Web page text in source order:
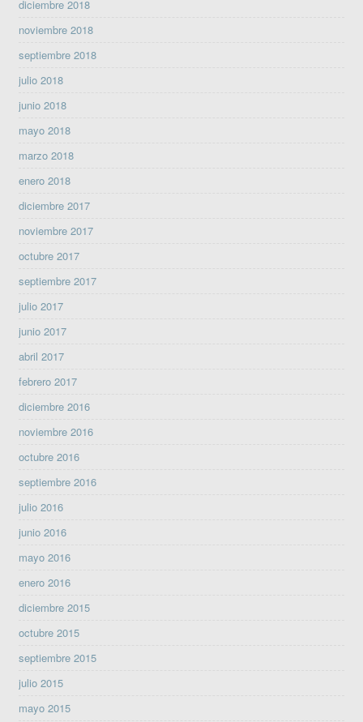
diciembre 2018
noviembre 2018
septiembre 2018
julio 2018
junio 2018
mayo 2018
marzo 2018
enero 2018
diciembre 2017
noviembre 2017
octubre 2017
septiembre 2017
julio 2017
junio 2017
abril 2017
febrero 2017
diciembre 2016
noviembre 2016
octubre 2016
septiembre 2016
julio 2016
junio 2016
mayo 2016
enero 2016
diciembre 2015
octubre 2015
septiembre 2015
julio 2015
mayo 2015